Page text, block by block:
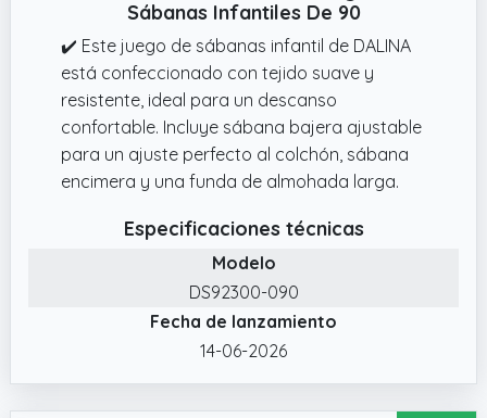
Sábanas Infantiles De 90
✔️ Este juego de sábanas infantil de DALINA
está confeccionado con tejido suave y
resistente, ideal para un descanso
confortable. Incluye sábana bajera ajustable
para un ajuste perfecto al colchón, sábana
encimera y una funda de almohada larga.
Especificaciones técnicas
Modelo
DS92300-090
Fecha de lanzamiento
14-06-2026